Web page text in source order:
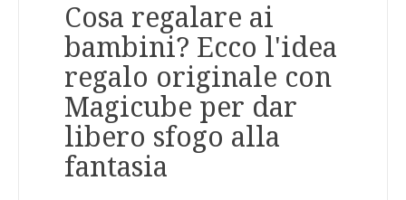
Cosa regalare ai
bambini? Ecco l'idea
regalo originale con
Magicube per dar
libero sfogo alla
fantasia